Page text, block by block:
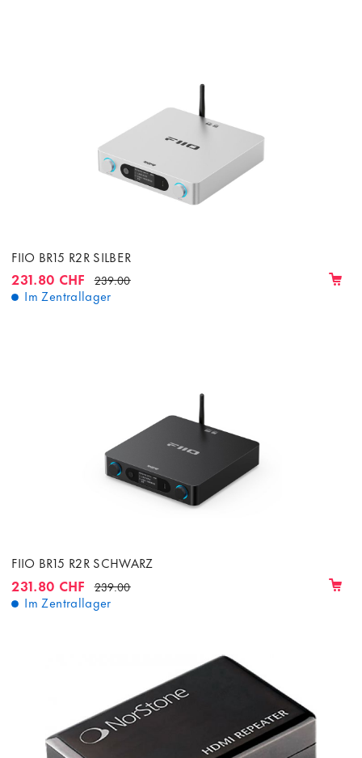
FIIO BR15 R2R SILBER
231.80 CHF 239.00
Im Zentrallager
FIIO BR15 R2R SCHWARZ
231.80 CHF 239.00
Im Zentrallager